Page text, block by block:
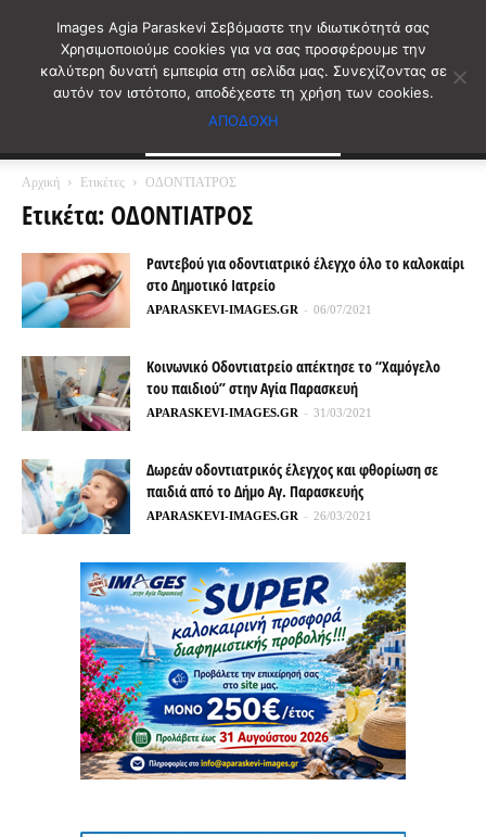
Αρχική Ετικέτες ΟΔΟΝΤΙΑΤΡΟΣ
Ετικέτα: ΟΔΟΝΤΙΑΤΡΟΣ
Ραντεβού για οδοντιατρικό έλεγχο όλο το καλοκαίρι
στο Δημοτικό Ιατρείο
APARASKEVI-IMAGES.GR - 06/07/2021
Κοινωνικό Οδοντιατρείο απέκτησε το “Χαμόγελο
του παιδιού” στην Αγία Παρασκευή
APARASKEVI-IMAGES.GR - 31/03/2021
Δωρεάν οδοντιατρικός έλεγχος και φθορίωση σε
παιδιά από το Δήμο Αγ. Παρασκευής
APARASKEVI-IMAGES.GR - 26/03/2021
Images Agia Paraskevi Σεβόμαστε την ιδιωτικότητά σας
Χρησιμοποιούμε cookies για να σας προσφέρουμε την
καλύτερη δυνατή εμπειρία στη σελίδα μας. Συνεχίζοντας σε
αυτόν τον ιστότοπο, αποδέχεστε τη χρήση των cookies.
ΑΠΟΔΟΧΗ